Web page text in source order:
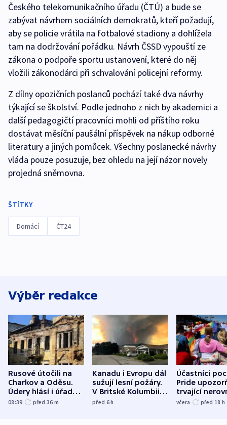
Českého telekomunikačního úřadu (ČTÚ) a bude se
zabývat návrhem sociálních demokratů, kteří požadují,
aby se policie vrátila na fotbalové stadiony a dohlížela
tam na dodržování pořádku. Návrh ČSSD vypouští ze
zákona o podpoře sportu ustanovení, které do něj
vložili zákonodárci při schvalování policejní reformy.
Z dílny opozičních poslanců pochází také dva návrhy
týkající se školství. Podle jednoho z nich by akademici a
další pedagogičtí pracovníci mohli od příštího roku
dostávat měsíční paušální příspěvek na nákup odborné
literatury a jiných pomůcek. Všechny poslanecké návrhy
vláda pouze posuzuje, bez ohledu na její názor novely
projedná sněmovna.
ŠTÍTKY
Domácí ČT24
Výběr redakce
Rusové útočili na
Charkov a Oděsu.
Údery hlásí i úřady v
Bělgorodu
08:39 před 36 m
Kanadu i Evropu dál
sužují lesní požáry.
V Britské Kolumbii
evakuovali tisíce lidí
před 6h
Účastníci
Pride
trvající
včera před 18 h